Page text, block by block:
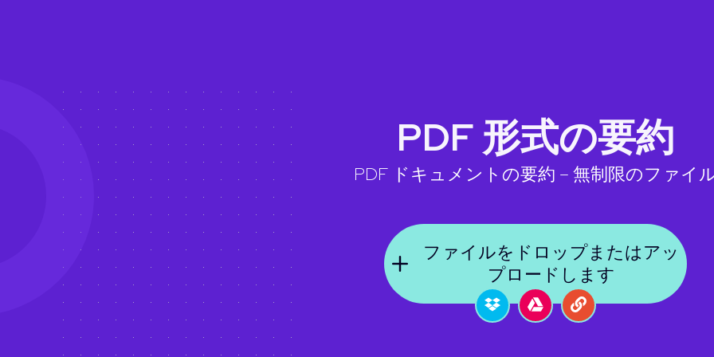
PDF 形式の要約
PDF ドキュメントの要約 – 無制限のファイ
ファイルをドロップまたはアッ
プロードします